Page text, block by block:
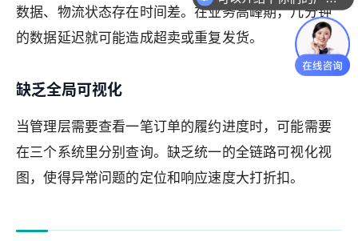
数据、物流状态存在时间差。在业务高峰期，几分钟
的数据延迟就可能造成超卖或重复发货。
缺乏全局可视化
当管理层需要查看一笔订单的履约进度时，可能需要
在三个系统里分别查询。缺乏统一的全链路可视化视
图，使得异常问题的定位和响应速度大打折扣。